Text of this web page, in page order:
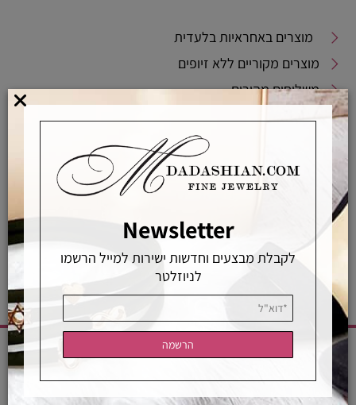
מוצרים באחראיות בלעדית
מוצרים מקוריים ללא זיופים
משלוחים מהירים
אחראיות בלעדית משלוחים מהירים רכישה מאובטחת
CATEGORIES
Newsletter
לקבלת מבצעים וחדשות ישירות למייל הרשמו
לניוזלטר